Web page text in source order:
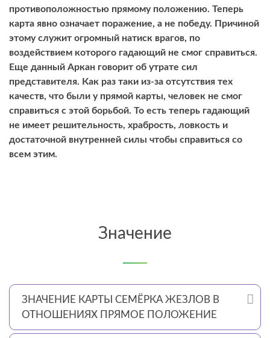
противоположностью прямому положению. Теперь
карта явно означает поражение, а не победу. Причиной
этому служит огромный натиск врагов, по
воздействием которого гадающий не смог справиться.
Еще данный Аркан говорит об утрате сил
представителя. Как раз таки из-за отсутствия тех
качеств, что были у прямой карты, человек не смог
справиться с этой борьбой. То есть теперь гадающий
не имеет решительность, храбрость, ловкость и
достаточной внутренней силы чтобы справиться со
всем этим.
Значение
ЗНАЧЕНИЕ КАРТЫ СЕМЁРКА ЖЕЗЛОВ В
ОТНОШЕНИЯХ ПРЯМОЕ ПОЛОЖЕНИЕ